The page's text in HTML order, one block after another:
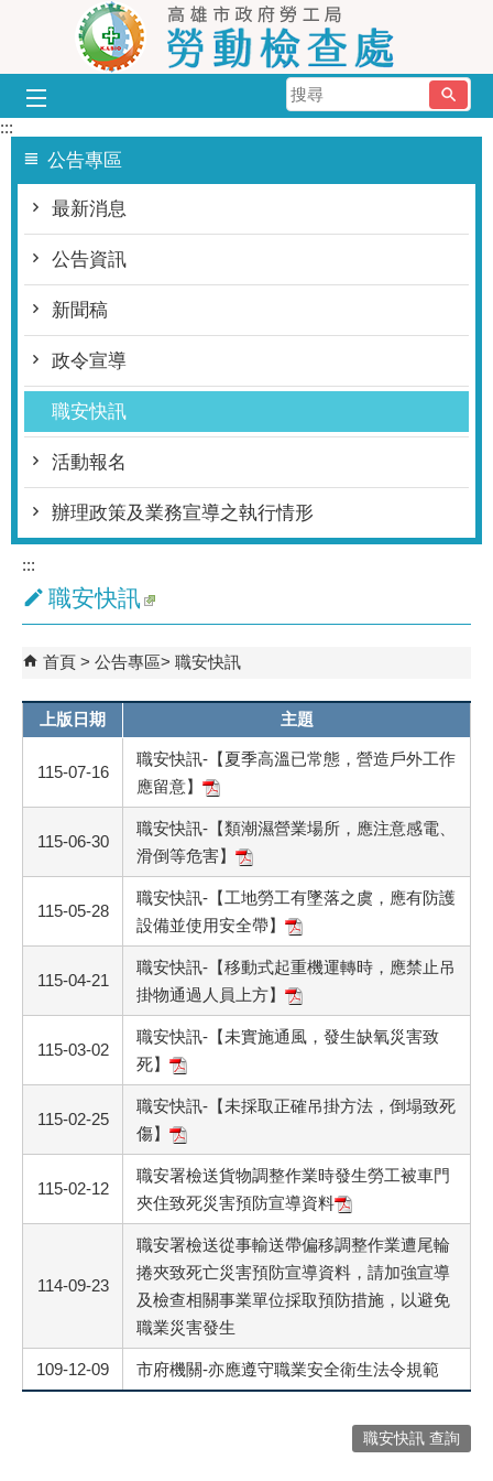
跳到主要內容區塊
搜
尋
:::
公告專區
最新消息
公告資訊
新聞稿
政令宣導
職安快訊
活動報名
辦理政策及業務宣導之執行情形
:::
職安快訊
首頁 公告專區 職安快訊
上版日期 主題
115-07-16
職安快訊-【夏季高溫已常態，營造戶外工作
應留意】
115-06-30
職安快訊-【類潮濕營業場所，應注意感電、
滑倒等危害】
115-05-28
職安快訊-【工地勞工有墜落之虞，應有防護
設備並使用安全帶】
115-04-21
職安快訊-【移動式起重機運轉時，應禁止吊
掛物通過人員上方】
115-03-02
職安快訊-【未實施通風，發生缺氧災害致
死】
115-02-25
職安快訊-【未採取正確吊掛方法，倒塌致死
傷】
115-02-12
職安署檢送貨物調整作業時發生勞工被車門
夾住致死災害預防宣導資料
114-09-23
職安署檢送從事輸送帶偏移調整作業遭尾輪
捲夾致死亡災害預防宣導資料，請加強宣導
及檢查相關事業單位採取預防措施，以避免
職業災害發生
109-12-09 市府機關-亦應遵守職業安全衛生法令規範
職安快訊 查詢